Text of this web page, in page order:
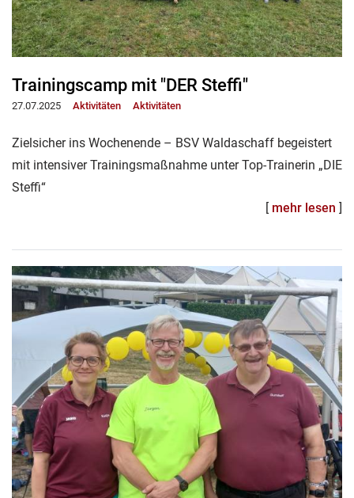
Trainingscamp mit "DER Steffi"
27.07.2025 Aktivitäten Aktivitäten
Zielsicher ins Wochenende – BSV Waldaschaff begeistert
mit intensiver Trainingsmaßnahme unter Top-Trainerin „DIE
Steffi“
[ mehr lesen ]